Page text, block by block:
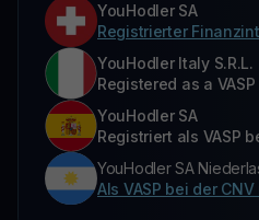
YouHodler SA
Registrierter
YouHodler Italy S.R.L.
Registered as a
YouHodler SA
Registriert als VASP
YouHodler SA
Als VASP bei der